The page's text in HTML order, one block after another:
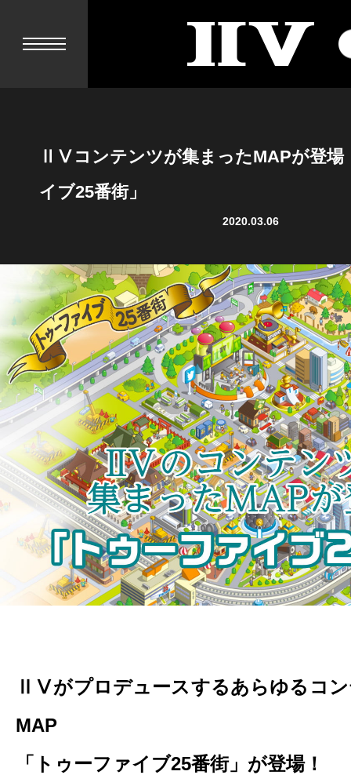
II
ⅡⅤコンテンツが集まったMAPが登場
イブ25番街」
2020.03.06
ⅡⅤがプロデュースするあらゆるコ
MAP
「トゥーファイブ25番街」が登場！